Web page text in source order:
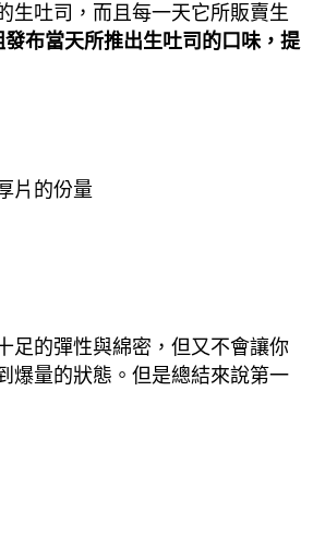
生吐司，而且每一天它所販賣生
布當天所推出生吐司的口味，提
片的份量
足的彈性與綿密，但又不會讓你
爆量的狀態。但是總結來說第一